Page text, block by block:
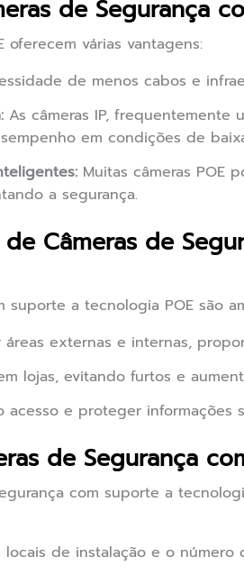
de Segurança
oferecem várias vantagens:
de menos cabos e
As câmeras IP, frequentemente
em condições de
Muitas câmeras POE
a segurança.
Câmeras de
suporte a tecnologia POE são
externas e internas,
lojas, evitando furtos e
acesso e proteger informações
de Segurança
com suporte a
de instalação e o número